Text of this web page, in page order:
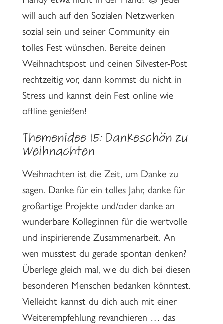
will auch auf den Sozialen Netzwerken
sozial sein und seiner Community ein
tolles Fest wünschen. Bereite deinen
Weihnachtspost und deinen Silvester-Post
rechtzeitig vor, dann kommst du nicht in
Stress und kannst dein Fest online wie
offline genießen!
Themenidee 15: Dankeschön zu
Weihnachten
Weihnachten ist die Zeit, um Danke zu
sagen. Danke für ein tolles Jahr, danke für
großartige Projekte und/oder danke an
wunderbare Kolleg:innen für die wertvolle
und inspirierende Zusammenarbeit. An
wen musstest du gerade spontan denken?
Überlege gleich mal, wie du dich bei diesen
besonderen Menschen bedanken könntest.
Vielleicht kannst du dich auch mit einer
Weiterempfehlung revanchieren … das